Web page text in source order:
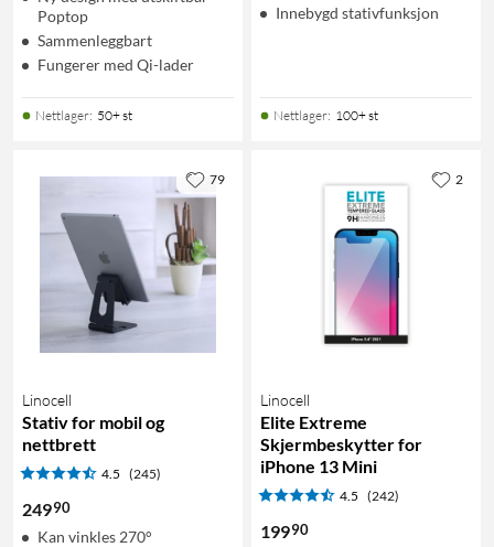
Poptop
Sammenleggbart
Fungerer med Qi-lader
Nettlager: 50+ st
Innebygd stativfunksjon
Nettlager: 100+ st
Linocell
Stativ for mobil og
nettbrett
4.5 (245)
24990
Kan vinkles 270°
79
Linocell
Elite Extreme
Skjermbeskytter for
iPhone 13 Mini
4.5 (242)
19990
2